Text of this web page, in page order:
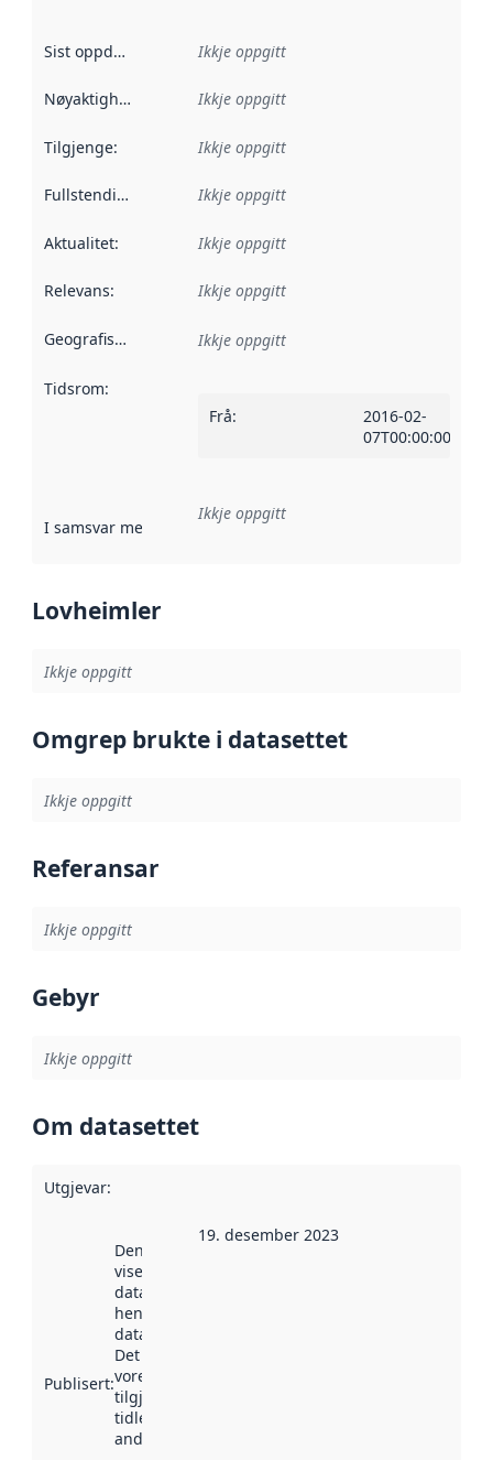
Sist oppdatert Ikkje oppgitt
Nøyaktigheit Ikkje oppgitt
Tilgjenge: Ikkje oppgitt
Fullstendigheit Ikkje oppgitt
Aktualitet: Ikkje oppgitt
Relevans: Ikkje oppgitt
Geografisk område Ikkje oppgitt
Tidsrom:
Frå:
2016-02-
07T00:00:00Z
I samsvar med Referanse til ei implementeringsregel eller
Ikkje oppgitt
Lovheimler
Ikkje oppgitt
Omgrep brukte i datasettet
Ikkje oppgitt
Referansar
Ikkje oppgitt
Gebyr
Ikkje oppgitt
Om datasettet
Utgjevar:
Publisert:
Denne datoen
viser når
datasettet vart
henta inn av
data.norge.no.
Det kan ha
vore
tilgjengeleg
tidlegare
andre stader.
19. desember 2023